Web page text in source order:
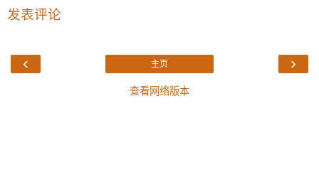
发表评论
‹ ›
主页
查看网络版本